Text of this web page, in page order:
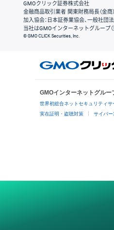
GMOクリック証券株式会社
金融商品取引業者 関東財務局長（金
加入協会：日本証券業協会、一般社団
当社はGMOインターネットグループ
© GMO CLICK Securities, Inc.
GMOインターネットグル
世界初総合ネットセキュリティサ
実在証明・盗聴対策
サイバ